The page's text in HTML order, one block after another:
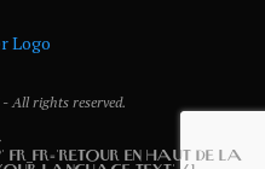
All rights reserved.
EN HAUT DE LA